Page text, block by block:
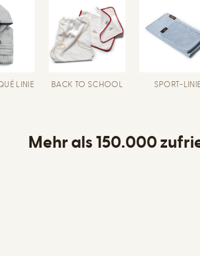
LINIE BACK TO SCHOOL SPORT-
Mehr als 150.000